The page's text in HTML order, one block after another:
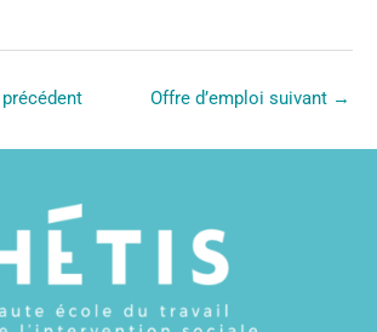
Offre d’emploi suivant →